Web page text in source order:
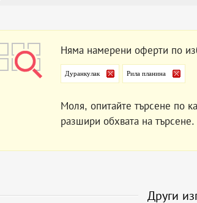
Няма намерени оферти по
Дуранкулак Рила планина
Моля, опитайте търсене по
разшири обхвата на търсене.
Други